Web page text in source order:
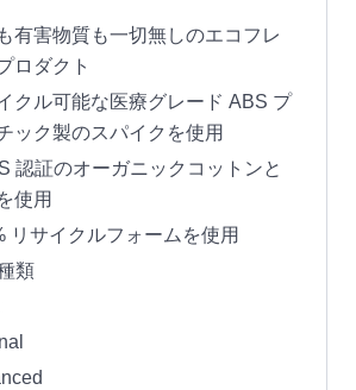
有害物質も一切無しのエコフレ
ロダクト
クル可能な医療グレード ABS プ
ック製のスパイクを使用
認証のオーガニックコットンと
使用
リサイクルフォームを使用
類